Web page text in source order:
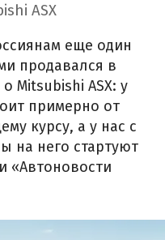
ASX
еще один
продавался в
Mitsubishi ASX: у
примерно от
курсу, а у нас с
на него стартуют
«Автоновости